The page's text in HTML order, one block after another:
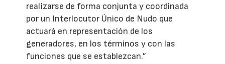
realizarse de forma conjunta y coordinada
por un Interlocutor Único de Nudo que
actuará en representación de los
generadores, en los términos y con las
funciones que se establezcan.”